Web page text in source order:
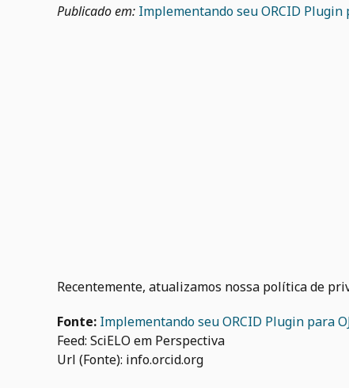
Publicado em: Implementando seu ORCID Plugin
Recentemente, atualizamos nossa política de
Fonte: Implementando seu ORCID Plugin para
Feed: SciELO em Perspectiva
Url (Fonte): info.orcid.org